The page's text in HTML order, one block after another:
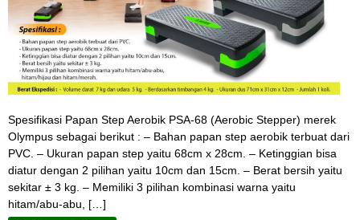
Spesifikasi Papan Step Aerobik PSA-68 (Aerobic Stepper) merek
Olympus sebagai berikut : – Bahan papan step aerobik terbuat dari
PVC. – Ukuran papan step yaitu 68cm x 28cm. – Ketinggian bisa
diatur dengan 2 pilihan yaitu 10cm dan 15cm. – Berat bersih yaitu
sekitar ± 3 kg. – Memiliki 3 pilihan kombinasi warna yaitu
hitam/abu-abu, […]